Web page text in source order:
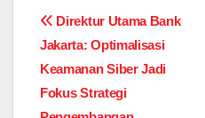
Post
navigation
Direktur Utama Bank
Jakarta: Optimalisasi
Keamanan Siber Jadi
Fokus Strategi